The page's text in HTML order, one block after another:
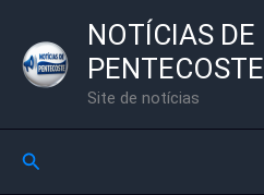
para
NOTÍCIAS DE
PENTECOSTE
Site de notícias
Pesquisar